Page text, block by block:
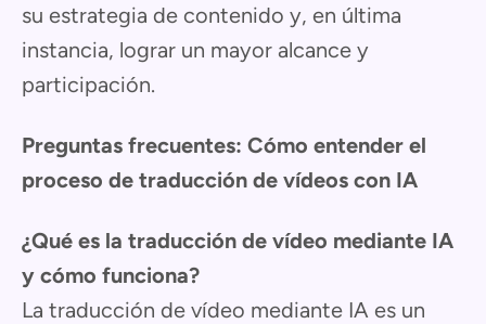
su estrategia de contenido y, en última
instancia, lograr un mayor alcance y
participación.
Preguntas frecuentes: Cómo entender el
proceso de traducción de vídeos con IA
¿Qué es la traducción de vídeo mediante IA
y cómo funciona?
La traducción de vídeo mediante IA es un